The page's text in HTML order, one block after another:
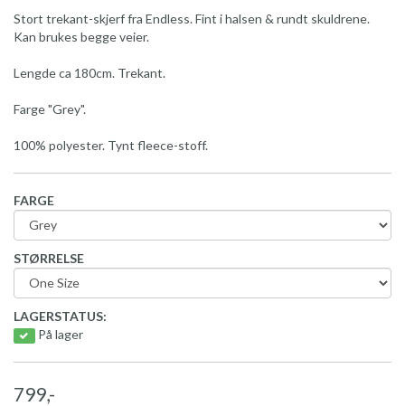
Stort trekant-skjerf fra Endless. Fint i halsen & rundt skuldrene.
Kan brukes begge veier.
Lengde ca 180cm. Trekant.
Farge "Grey".
100% polyester. Tynt fleece-stoff.
FARGE
STØRRELSE
LAGERSTATUS:
På lager
799,-